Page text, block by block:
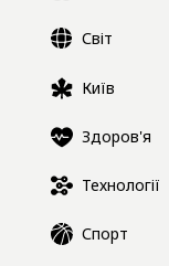
Світ
Київ
Здоров'я
Технології
Спорт